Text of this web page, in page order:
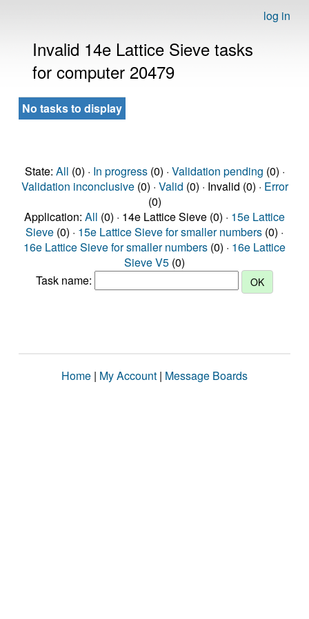
log in
Invalid 14e Lattice Sieve tasks
for computer 20479
No tasks to display
State: All (0) · In progress(0) · Validation pending (0) ·
Validation inconclusive(0) · Valid (0) · Invalid (0) · Error
(0)
Application: All (0) · 14e Lattice Sieve (0) · 15e Lattice
Sieve (0) · 15e Lattice Sieve for smaller numbers (0) ·
16e Lattice Sieve for smaller numbers (0) · 16e Lattice
Sieve V5 (0)
Task name:
Home | My Account | Message Boards